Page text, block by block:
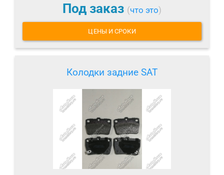
Под заказ (что это)
ЦЕНЫ И СРОКИ
Колодки задние SAT